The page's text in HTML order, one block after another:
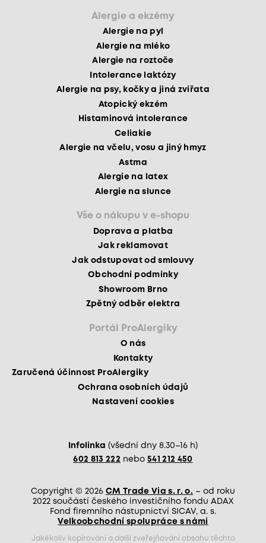
Alergie a ekzémy
Alergie na pyl
Alergie na mléko
Alergie na roztoče
Intolerance laktózy
Alergie na psy, kočky a jiná zvířata
Atopický ekzém
Histaminová intolerance
Celiakie
Alergie na včelu, vosu a jiný hmyz
Astma
Alergie na latex
Alergie na slunce
Vše o nákupu v e-shopu
Doprava a platba
Jak reklamovat
Jak odstupovat od smlouvy
Obchodní podmínky
Showroom Brno
Zpětný odběr elektra
Portál ProAlergiky
O nás
Kontakty
Zaručená účinnost ProAlergiky
Ochrana osobních údajů
Nastavení cookies
Infolinka (všední dny 8.30–16 h)
602 813 222 nebo 541 212 450
Copyright © 2026 CM Trade Via s. r. o. – od roku
2022 součástí českého investičního fondu ADAX
Fond firemního nástupnictví SICAV, a. s.
Velkoobchodní spolupráce s námi
Jakékoliv kopírování a další zveřejňování obsahu těchto